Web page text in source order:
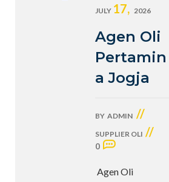
JULY 17, 2026
Agen Oli
Pertamin
a Jogja
BY ADMIN //
SUPPLIER OLI //
0
Agen Oli